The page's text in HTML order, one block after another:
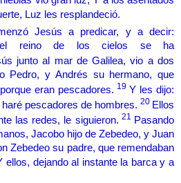
Luz les resplandeció.
Jesús a predicar, y a decir:
el reino de los cielos se ha
junto al mar de Galilea, vio a dos
Pedro, y Andrés su hermano, que
eran pescadores. 19 Y les dijo:
pescadores de hombres. 20 Ellos
las redes, le siguieron. 21 Pasando
Jacobo hijo de Zebedeo, y Juan
Zebedeo su padre, que remendaban
ellos, dejando al instante la barca y a